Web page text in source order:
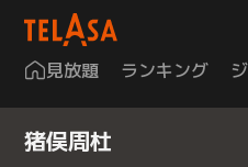
見放題 ランキング
猪俣周杜